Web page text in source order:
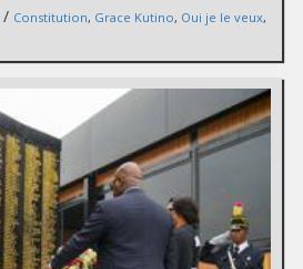
/ Constitution, Grace Kutino, Oui je le veux,